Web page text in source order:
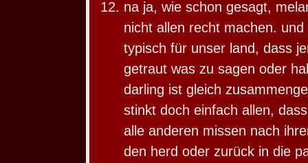
na ja, wie schon gesagt,
nicht allen recht machen.
typisch für unser land, dass
getraut was zu sagen oder
darling ist gleich
stinkt doch einfach allen,
alle anderen missen nach
den herd oder zurück in die